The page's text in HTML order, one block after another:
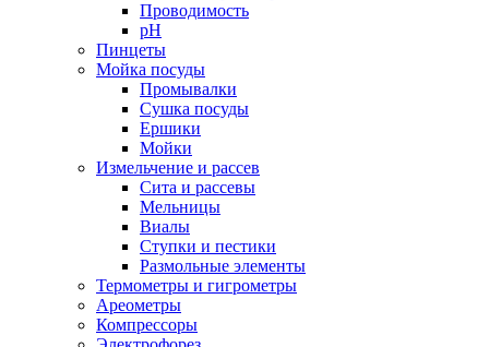
Проводимость
pH
Пинцеты
Мойка посуды
Промывалки
Сушка посуды
Ершики
Мойки
Измельчение и рассев
Сита и рассевы
Мельницы
Виалы
Ступки и пестики
Размольные элементы
Термометры и гигрометры
Ареометры
Компрессоры